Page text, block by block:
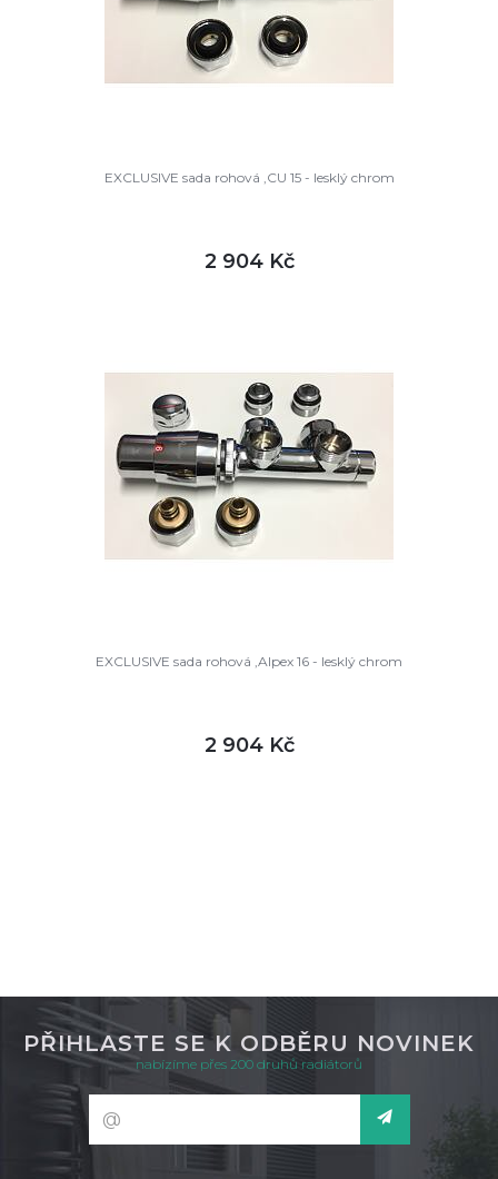
EXCLUSIVE sada rohová ,CU 15 - lesklý chrom
2 904 Kč
EXCLUSIVE sada rohová ,Alpex 16 - lesklý chrom
2 904 Kč
PŘIHLASTE SE K ODBĚRU NOVINEK
nabízíme přes 200 druhů radiátorů